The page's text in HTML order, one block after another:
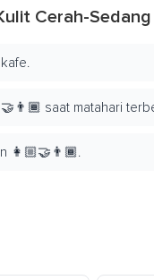
Cerah-
saat matahari
👩🏼‍🤝‍👨🏾.